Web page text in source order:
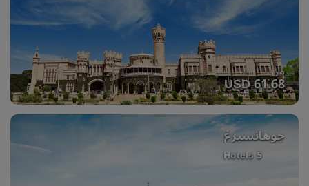
من
USD 61.68
جوهانسبرغ
5 Hotels